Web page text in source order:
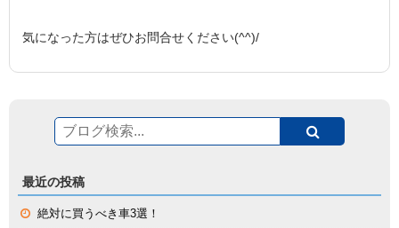
気になった方はぜひお問合せください(^^)/
最近の投稿
絶対に買うべき車3選！